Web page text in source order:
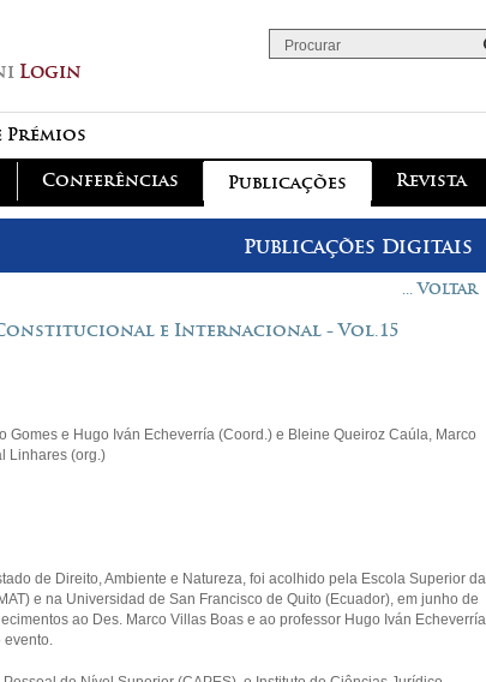
Login
Formulário de procura
Prémios
Revista
Publicações
Conferências
Publicações Digitais
... Voltar
e Internacional - Vol.15
Gomes e Hugo Iván Echeverría (Coord.) e Bleine Queiroz Caúla, Marco
Linhares (org.)
de Direito, Ambiente e Natureza, foi acolhido pela Escola Superior da
e na Universidad de San Francisco de Quito (Ecuador), em junho de
ao Des. Marco Villas Boas e ao professor Hugo Iván Echeverría,